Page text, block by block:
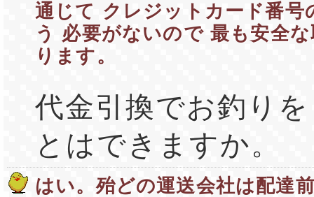
通じて クレジットカード番号
う 必要がないので 最も安全
ります。
代金引換でお釣り
とはできますか。
はい。殆どの運送会社は配達